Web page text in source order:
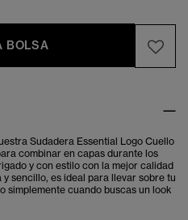
BOLSA
Sudadera Essential Logo Cuello
combinar en capas durante los
y con estilo con la mejor calidad
sencillo, es ideal para llevar sobre tu
simplemente cuando buscas un look